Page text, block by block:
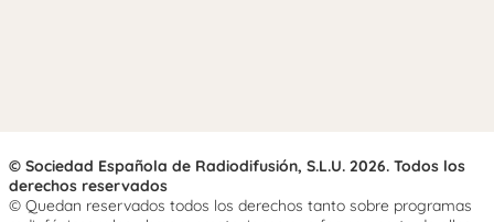
© Sociedad Española de Radiodifusión, S.L.U. 2026. Todos los
derechos reservados
© Quedan reservados todos los derechos tanto sobre programas